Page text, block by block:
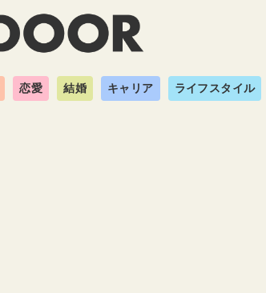
恋愛 結婚 キャリア ライフスタイル